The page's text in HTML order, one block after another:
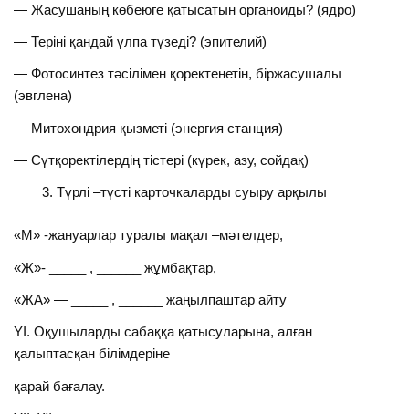
— Жасушаның көбеюге қатысатын органоиды? (ядро)
— Теріні қандай ұлпа түзеді? (эпителий)
— Фотосинтез тәсілімен қоректенетін, біржасушалы
(эвглена)
— Митохондрия қызметі (энергия станция)
— Сүтқоректілердің тістері (күрек, азу, сойдақ)
Түрлі –түсті карточкаларды суыру арқылы
«М» -жануарлар туралы мақал –мәтелдер,
«Ж»- _____ , ______ жұмбақтар,
«ЖА» — _____ , ______ жаңылпаштар айту
YІ. Оқушыларды сабаққа қатысуларына, алған
қалыптасқан білімдеріне
қарай бағалау.